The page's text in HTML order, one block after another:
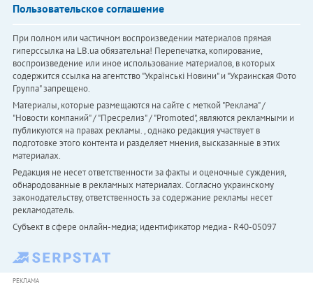
Пользовательское соглашение
При полном или частичном воспроизведении материалов прямая
гиперссылка на LB.ua обязательна! Перепечатка, копирование,
воспроизведение или иное использование материалов, в которых
содержится ссылка на агентство "Українськi Новини" и "Украинская Фото
Группа" запрещено.
Материалы, которые размещаются на сайте с меткой "Реклама" /
"Новости компаний" / "Пресрелиз" / "Promoted", являются рекламными и
публикуются на правах рекламы. , однако редакция участвует в
подготовке этого контента и разделяет мнения, высказанные в этих
материалах.
Редакция не несет ответственности за факты и оценочные суждения,
обнародованные в рекламных материалах. Согласно украинскому
законодательству, ответственность за содержание рекламы несет
рекламодатель.
Субъект в сфере онлайн-медиа; идентификатор медиа - R40-05097
РЕКЛАМА